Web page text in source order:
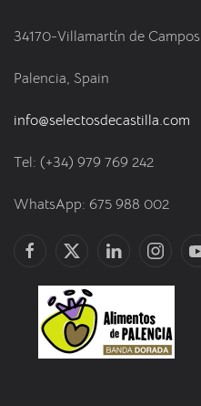
34170-Villamartín de Campos
Palencia, Spain
info@selectosdecastilla.com
Tel: (+34) 979 769 242
WhatsApp: 675 988 002